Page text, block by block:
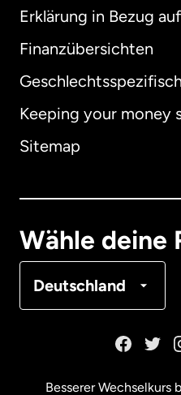
Erklärung in Bezug
Finanzübersichten
Keeping your money
Sitemap
Wähle deine
Deutschland
International
Australien
Besserer Wechselkurs